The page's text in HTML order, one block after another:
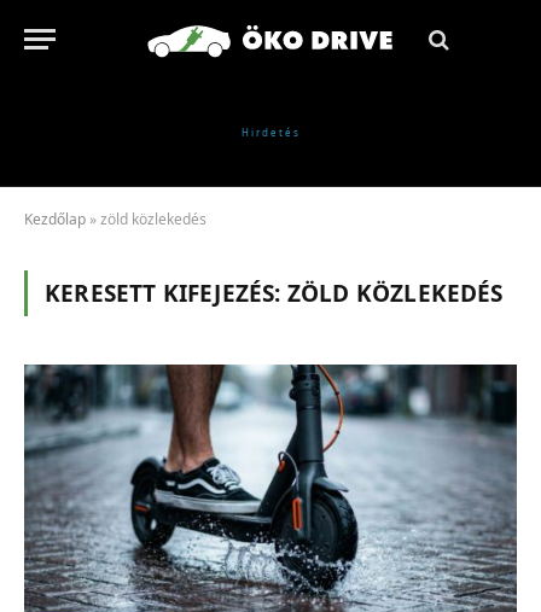
Kezdőlap »zöld közlekedés
KERESETT KIFEJEZÉS: ZÖLD KÖZLEKEDÉS